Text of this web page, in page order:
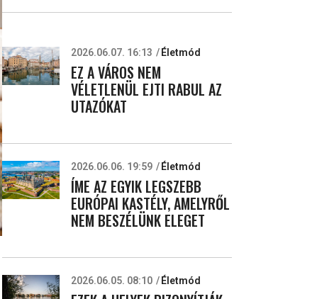
2026.06.07. 16:13 Életmód
EZ A VÁROS NEM
VÉLETLENÜL EJTI RABUL AZ
UTAZÓKAT
2026.06.06. 19:59 Életmód
ÍME AZ EGYIK LEGSZEBB
EURÓPAI KASTÉLY, AMELYRŐL
NEM BESZÉLÜNK ELEGET
2026.06.05. 08:10 Életmód